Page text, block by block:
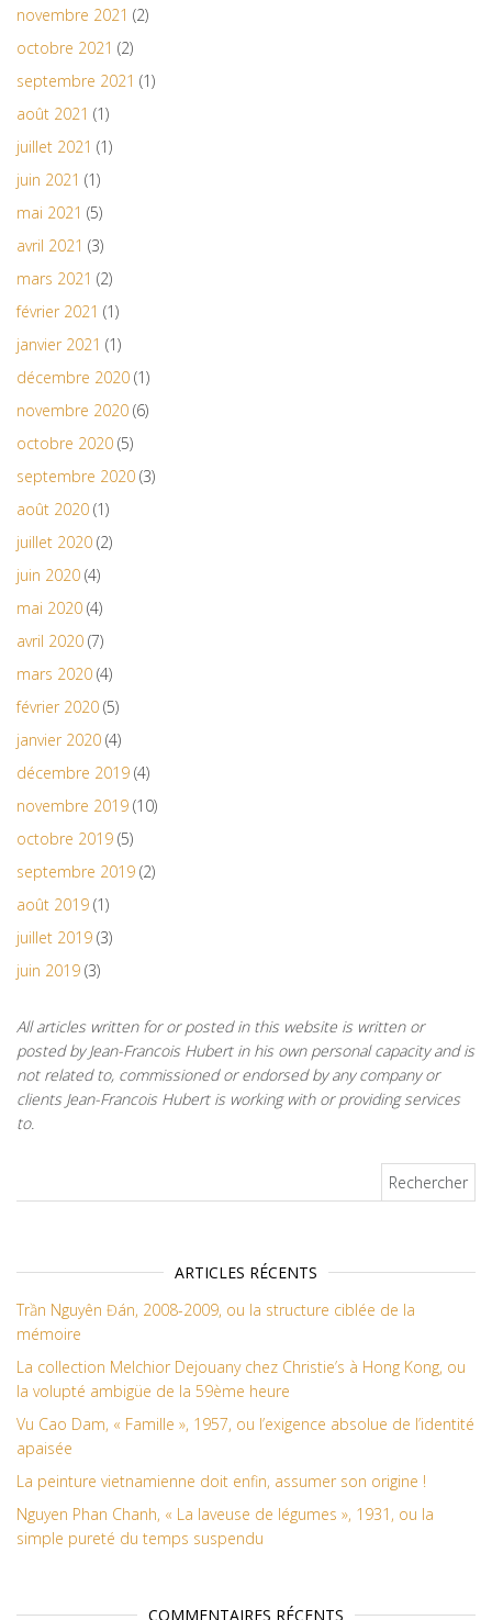
novembre 2021 (2)
octobre 2021 (2)
septembre 2021 (1)
août 2021 (1)
juillet 2021 (1)
juin 2021 (1)
mai 2021 (5)
avril 2021 (3)
mars 2021 (2)
février 2021 (1)
janvier 2021 (1)
décembre 2020 (1)
novembre 2020 (6)
octobre 2020 (5)
septembre 2020 (3)
août 2020 (1)
juillet 2020 (2)
juin 2020 (4)
mai 2020 (4)
avril 2020 (7)
mars 2020 (4)
février 2020 (5)
janvier 2020 (4)
décembre 2019 (4)
novembre 2019 (10)
octobre 2019 (5)
septembre 2019 (2)
août 2019 (1)
juillet 2019 (3)
juin 2019 (3)
All articles written for or posted in this website is written or
posted by Jean-Francois Hubert in his own personal capacity and is
not related to, commissioned or endorsed by any company or
clients Jean-Francois Hubert is working with or providing services
to.
ARTICLES RÉCENTS
Trần Nguyên Đán, 2008-2009, ou la structure ciblée de la
mémoire
La collection Melchior Dejouany chez Christie’s à Hong Kong, ou
la volupté ambigüe de la 59ème heure
Vu Cao Dam, « Famille », 1957, ou l’exigence absolue de l’identité
apaisée
La peinture vietnamienne doit enfin, assumer son origine !
Nguyen Phan Chanh, « La laveuse de légumes », 1931, ou la
simple pureté du temps suspendu
COMMENTAIRES RÉCENTS